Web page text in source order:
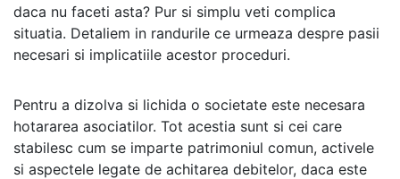
daca nu faceti asta? Pur si simplu veti complica
situatia. Detaliem in randurile ce urmeaza despre pasii
necesari si implicatiile acestor proceduri.
Pentru a dizolva si lichida o societate este necesara
hotararea asociatilor. Tot acestia sunt si cei care
stabilesc cum se imparte patrimoniul comun, activele
si aspectele legate de achitarea debitelor, daca este